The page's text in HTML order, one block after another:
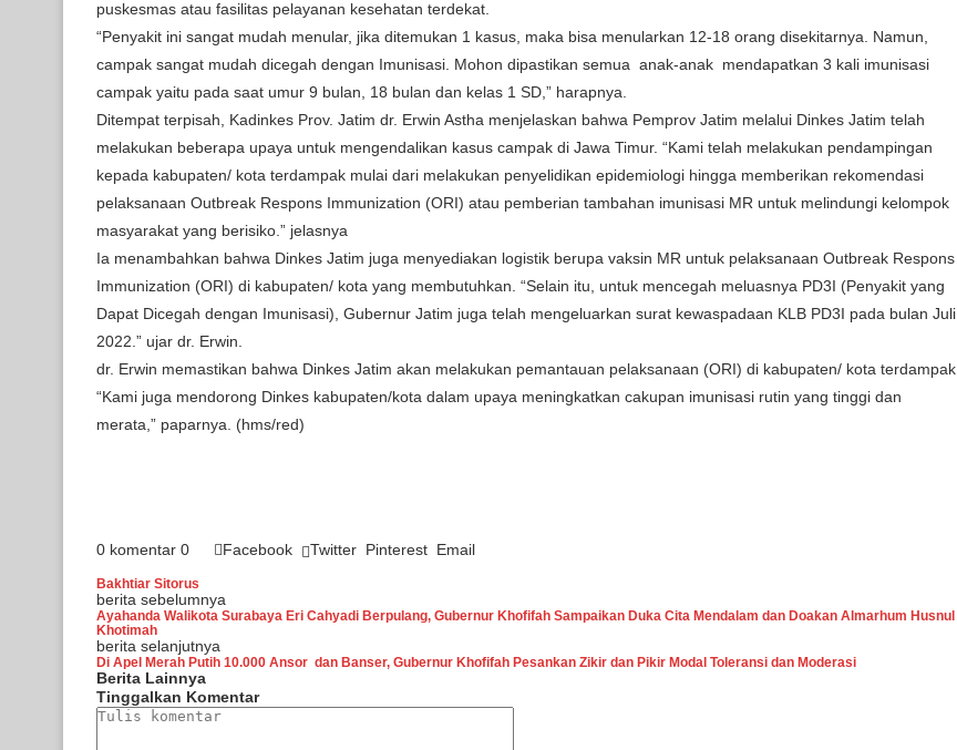
puskesmas atau fasilitas pelayanan kesehatan terdekat.
“Penyakit ini sangat mudah menular, jika ditemukan 1 kasus, maka bisa menularkan 12-18 orang disekitarnya. Namun,
campak sangat mudah dicegah dengan Imunisasi. Mohon dipastikan semua anak-anak mendapatkan 3 kali imunisasi
campak yaitu pada saat umur 9 bulan, 18 bulan dan kelas 1 SD,” harapnya.
Ditempat terpisah, Kadinkes Prov. Jatim dr. Erwin Astha menjelaskan bahwa Pemprov Jatim melalui Dinkes Jatim telah
melakukan beberapa upaya untuk mengendalikan kasus campak di Jawa Timur. “Kami telah melakukan pendampingan
kepada kabupaten/ kota terdampak mulai dari melakukan penyelidikan epidemiologi hingga memberikan rekomendasi
pelaksanaan Outbreak Respons Immunization (ORI) atau pemberian tambahan imunisasi MR untuk melindungi kelompok
masyarakat yang berisiko.” jelasnya
Ia menambahkan bahwa Dinkes Jatim juga menyediakan logistik berupa vaksin MR untuk pelaksanaan Outbreak Respons
Immunization (ORI) di kabupaten/ kota yang membutuhkan. “Selain itu, untuk mencegah meluasnya PD3I (Penyakit yang
Dapat Dicegah dengan Imunisasi), Gubernur Jatim juga telah mengeluarkan surat kewaspadaan KLB PD3I pada bulan Juli
2022.” ujar dr. Erwin.
dr. Erwin memastikan bahwa Dinkes Jatim akan melakukan pemantauan pelaksanaan (ORI) di kabupaten/ kota terdampak.
“Kami juga mendorong Dinkes kabupaten/kota dalam upaya meningkatkan cakupan imunisasi rutin yang tinggi dan
merata,” paparnya. (hms/red)
0 komentar 0 Facebook Twitter Pinterest Email
Bakhtiar Sitorus
berita sebelumnya
Ayahanda Walikota Surabaya Eri Cahyadi Berpulang, Gubernur Khofifah Sampaikan Duka Cita Mendalam dan Doakan Almarhum Husnul
Khotimah
berita selanjutnya
Di Apel Merah Putih 10.000 Ansor dan Banser, Gubernur Khofifah Pesankan Zikir dan Pikir Modal Toleransi dan Moderasi
Berita Lainnya
Tinggalkan Komentar